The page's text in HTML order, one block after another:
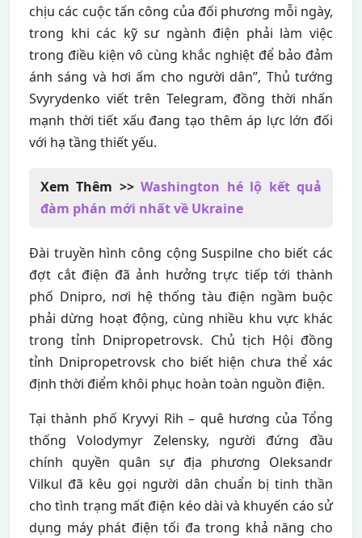
chịu các cuộc tấn công của đối phương mỗi ngày,
trong khi các kỹ sư ngành điện phải làm việc
trong điều kiện vô cùng khắc nghiệt để bảo đảm
ánh sáng và hơi ấm cho người dân”, Thủ tướng
Svyrydenko viết trên Telegram, đồng thời nhấn
mạnh thời tiết xấu đang tạo thêm áp lực lớn đối
với hạ tầng thiết yếu.
Xem Thêm >> Washington hé lộ kết quả
đàm phán mới nhất về Ukraine
Đài truyền hình công cộng Suspilne cho biết các
đợt cắt điện đã ảnh hưởng trực tiếp tới thành
phố Dnipro, nơi hệ thống tàu điện ngầm buộc
phải dừng hoạt động, cùng nhiều khu vực khác
trong tỉnh Dnipropetrovsk. Chủ tịch Hội đồng
tỉnh Dnipropetrovsk cho biết hiện chưa thể xác
định thời điểm khôi phục hoàn toàn nguồn điện.
Tại thành phố Kryvyi Rih – quê hương của Tổng
thống Volodymyr Zelensky, người đứng đầu
chính quyền quân sự địa phương Oleksandr
Vilkul đã kêu gọi người dân chuẩn bị tinh thần
cho tình trạng mất điện kéo dài và khuyến cáo sử
dụng máy phát điện tối đa trong khả năng cho